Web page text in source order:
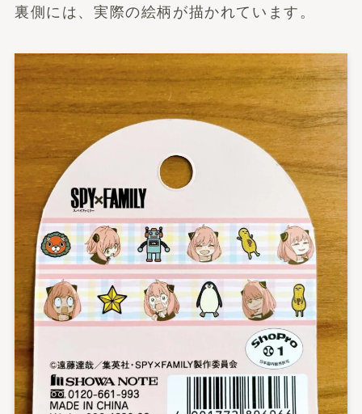
裏側には、実際の絵柄が描かれています。